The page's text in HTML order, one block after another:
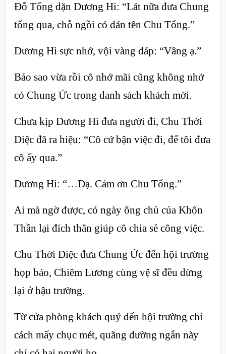
Đỗ Tổng dặn Dương Hi: “Lát nữa đưa Chung
tổng qua, chỗ ngồi có dán tên Chu Tổng.”
Dương Hi sực nhớ, vội vàng đáp: “Vâng ạ.”
Bảo sao vừa rồi cô nhớ mãi cũng không nhớ
có Chung Ức trong danh sách khách mời.
Chưa kịp Dương Hi đưa người đi, Chu Thời
Diệc đã ra hiệu: “Cô cứ bận việc đi, để tôi đưa
cô ấy qua.”
Dương Hi: “…Dạ. Cảm ơn Chu Tổng.”
Ai mà ngờ được, có ngày ông chủ của Khôn
Thần lại đích thân giúp cô chia sẻ công việc.
Chu Thời Diệc đưa Chung Ức đến hội trường
họp báo, Chiêm Lương cùng vệ sĩ đều dừng
lại ở hậu trường.
Từ cửa phòng khách quý đến hội trường chỉ
cách mấy chục mét, quãng đường ngắn này